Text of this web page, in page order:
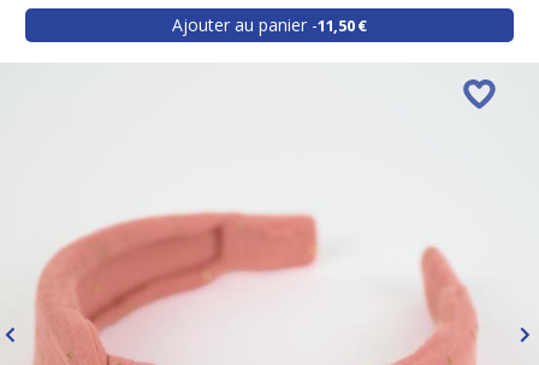
Ajouter au panier 11,50 €